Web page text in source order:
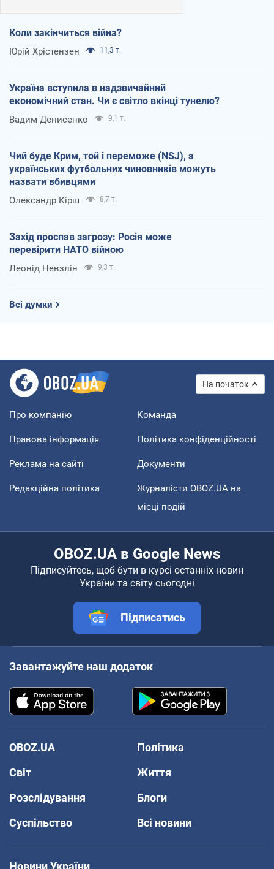
Коли закінчиться війна?
Юрій Хрістензен 11,3 т.
Україна вступила в надзвичайний
економічний стан. Чи є світло вкінці тунелю?
Вадим Денисенко 9,1 т.
Чий буде Крим, той і переможе (NSJ), а
українських футбольних чиновників можуть
назвати вбивцями
Олександр Кірш 8,7 т.
Захід проспав загрозу: Росія може
перевірити НАТО війною
Леонід Невзлін 9,3 т.
Всі думки
На початок
Про компанію Команда
Правова інформація Політика конфіденційності
Реклама на сайті Документи
Редакційна політика
Журналісти OBOZ.UA на
місці подій
OBOZ.UA в Google News
Підписуйтесь, щоб бути в курсі останніх новин
України та світу сьогодні
Підписатись
Завантажуйте наш додаток
OBOZ.UA
Політика
Світ
Життя
Розслідування
Блоги
Суспільство
Всі новини
Новини України